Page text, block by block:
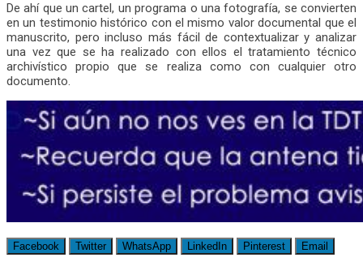
De ahí que un cartel, un programa o una fotografía, se convierten
en un testimonio histórico con el mismo valor documental que el
manuscrito, pero incluso más fácil de contextualizar y analizar
una vez que se ha realizado con ellos el tratamiento técnico
archivístico propio que se realiza como con cualquier otro
documento.
Facebook Twitter WhatsApp LinkedIn Pinterest Email